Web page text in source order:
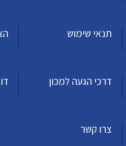
תנאי שימוש
דרכי הגעה למכון
צרו קשר